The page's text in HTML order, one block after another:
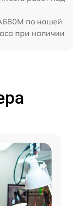
по нашей
при наличии